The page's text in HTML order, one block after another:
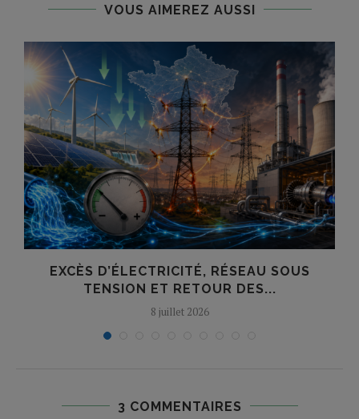
VOUS AIMEREZ AUSSI
EXCÈS D’ÉLECTRICITÉ, RÉSEAU SOUS
TENSION ET RETOUR DES...
8 juillet 2026
3 COMMENTAIRES